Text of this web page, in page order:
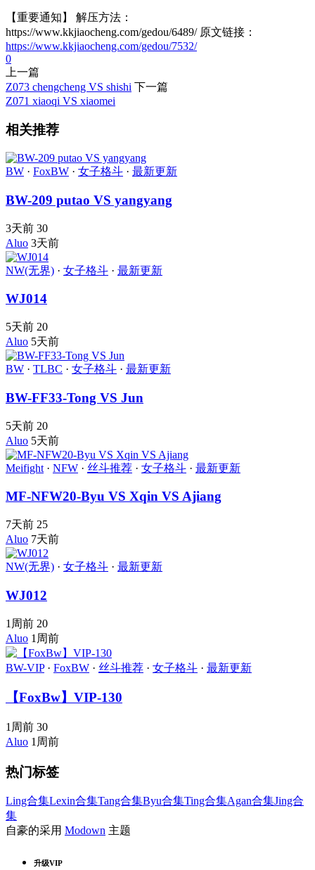
【重要通知】 解压方法：
https://www.kkjiaocheng.com/gedou/6489/ 原文链接：
https://www.kkjiaocheng.com/gedou/7532/
0
上一篇
Z073 chengcheng VS shishi 下一篇
Z071 xiaoqi VS xiaomei
相关推荐
BW · FoxBW · 女子格斗 · 最新更新
BW-209 putao VS yangyang
3天前 30
Aluo 3天前
NW(无界) · 女子格斗 · 最新更新
WJ014
5天前 20
Aluo 5天前
BW · TLBC · 女子格斗 · 最新更新
BW-FF33-Tong VS Jun
5天前 20
Aluo 5天前
Meifight · NFW · 丝斗推荐 · 女子格斗 · 最新更新
MF-NFW20-Byu VS Xqin VS Ajiang
7天前 25
Aluo 7天前
NW(无界) · 女子格斗 · 最新更新
WJ012
1周前 20
Aluo 1周前
BW-VIP· FoxBW · 丝斗推荐 · 女子格斗 · 最新更新
【FoxBw】VIP-130
1周前 30
Aluo 1周前
热门标签
Ling合集Lexin合集Tang合集Byu合集Ting合集Agan合集Jing合
集
自豪的采用 Modown 主题
升级VIP